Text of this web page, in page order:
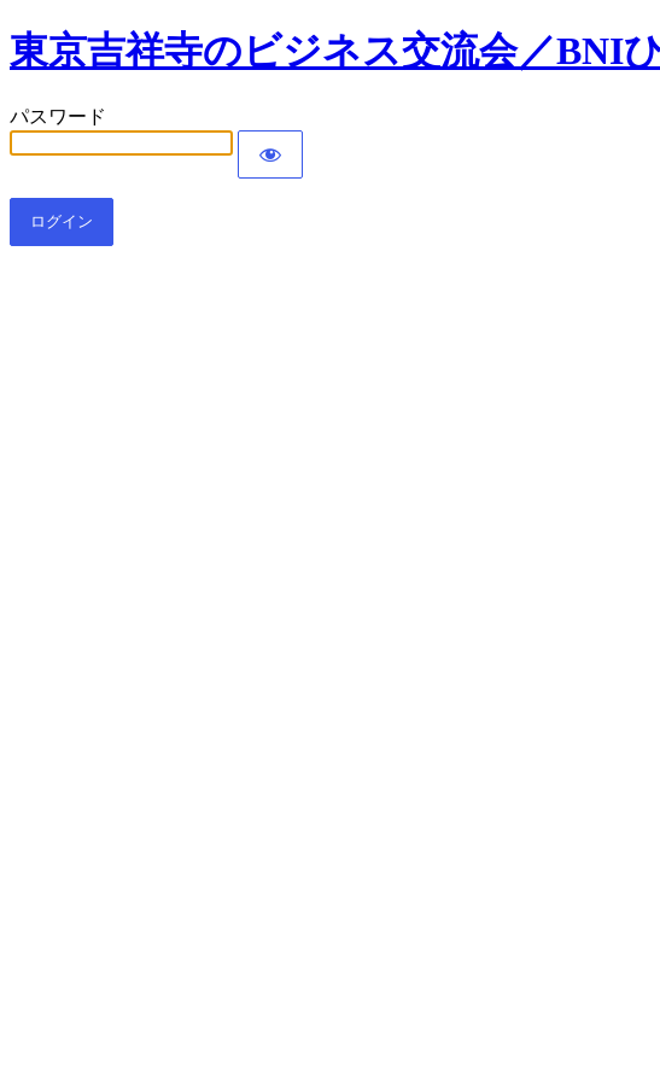
東京吉祥寺のビジネス交流会／BNI
パスワード